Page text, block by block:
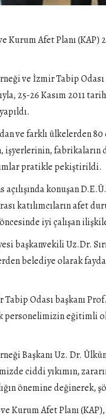
Kurum Afet Planı
ve İzmir Tabip
25-26 Kasım 2011
ve farklı ülkelerden
fabrikaların
pratikle pekiştirildi.
konuşan
katılımcıların afet
iyi çalışan
başkanvekili Uz.Dr.
belediye olarak
Odası başkanı
personelimizin eğitimli
Başkanı Uz. Dr.
ciddi yıkımın,
önemine değinerek,
ve Kurum Afet Planı